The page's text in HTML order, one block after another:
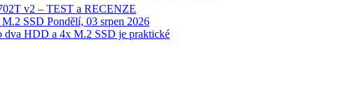
v2 – TEST a RECENZE
SSD Pondělí, 03 srpen 2026
HDD a 4x M.2 SSD je praktické